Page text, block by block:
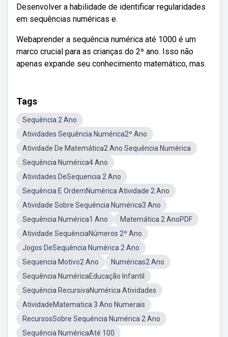
Desenvolver a habilidade de identificar regularidades
em sequências numéricas e.
Webaprender a sequência numérica até 1000 é um
marco crucial para as crianças do 2º ano. Isso não
apenas expande seu conhecimento matemático, mas.
Tags
Sequência 2 Ano
Atividades Sequência Numérica2º Ano
Atividade De Matemática2 Ano Sequência Numérica
Sequência Numérica4 Ano
Atividades DeSequencia 2 Ano
Sequência E OrdemNumérica Atividade 2 Ano
Atividade Sobre Sequência Numérica3 Ano
Sequência Numérica1 Ano
Matemática 2 AnoPDF
Atividade SequênciaNúmeros 2º Ano
Jogos DeSequência Numérica 2 Ano
Sequencia Motivo2 Ano
Numéricas2 Ano
Sequência NuméricaEducação Infantil
Sequência RecursivaNumérica Atividades
AtividadeMatematica 3 Ano Numerais
RecursosSobre Sequência Numérica 2 Ano
Sequência NuméricaAté 100